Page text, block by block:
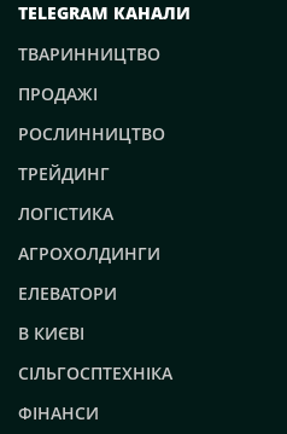
TELEGRAM КАНАЛИ
ТВАРИННИЦТВО
ПРОДАЖІ
РОСЛИННИЦТВО
ТРЕЙДИНГ
ЛОГІСТИКА
АГРОХОЛДИНГИ
ЕЛЕВАТОРИ
В КИЄВІ
СІЛЬГОСПТЕХНІКА
ФІНАНСИ